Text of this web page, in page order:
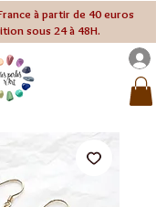
à partir de 40 euros
sous 24 à 48H.